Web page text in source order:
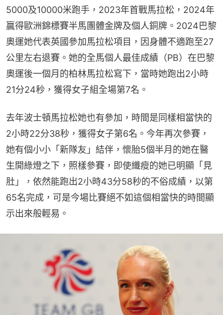
5000及10000米跑手，2023年首戰馬拉松，2024年
贏得歐洲錦標賽半馬團體金牌及個人銅牌。2024巴黎
奧運她代表英國參加馬拉松項目，因身體不適跑至27
公里左右退賽。她的全馬個人最佳成績（PB）在巴黎
奧運後一個月的柏林馬拉松寫下，當時她跑出2小時
21分24秒，獲得女子組全場第7名。
去年波士頓馬拉松她也有參加，時間是同樣相當快的
2小時22分38秒，獲得女子第6名。今年再次參賽，
她有個小小「新隊友」結伴，懷胎5個半月的她在醫
生開綠燈之下，照樣參賽，即使纖瘦的她已明顯「見
肚」，依然能跑出2小時43分58秒的不俗成績，以第
65名完成，可是今場比賽絕不如這個相當快的時間顯
示出來般輕易。